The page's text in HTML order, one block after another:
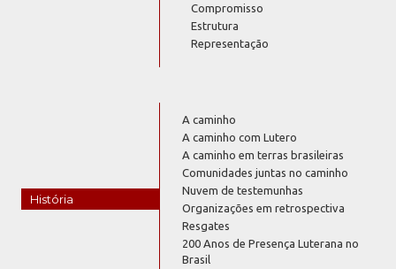
Compromisso
Estrutura
Representação
História
A caminho
A caminho com Lutero
A caminho em terras brasileiras
Comunidades juntas no caminho
Nuvem de testemunhas
Organizações em retrospectiva
Resgates
200 Anos de Presença Luterana no
Brasil